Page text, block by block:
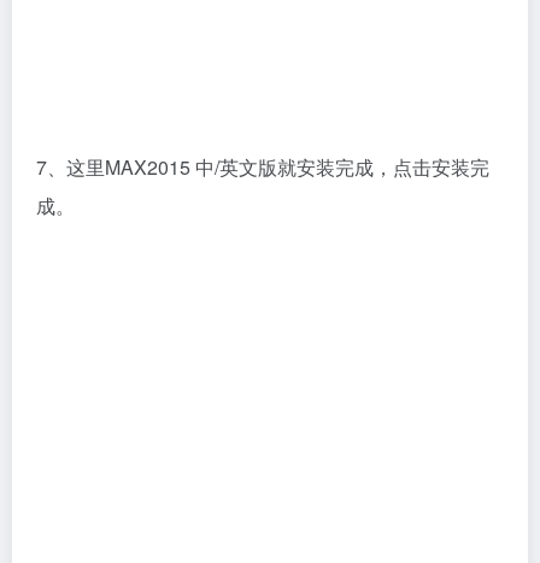
7、这里MAX2015 中/英文版就安装完成，点击安装完
成。